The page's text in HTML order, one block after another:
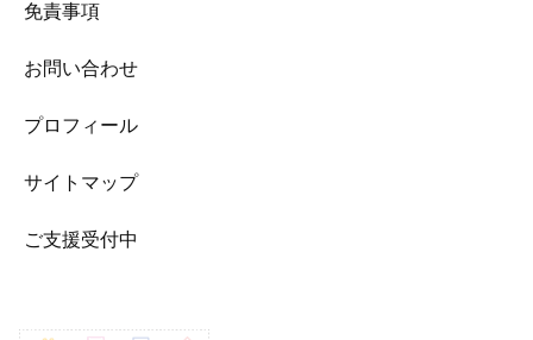
免責事項
お問い合わせ
プロフィール
サイトマップ
ご支援受付中